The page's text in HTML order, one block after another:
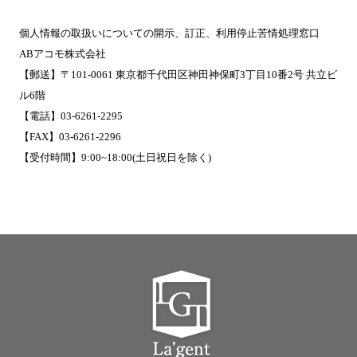
個人情報の取扱いについての開示、訂正、利用停止苦情処理窓口
ABアコモ株式会社
【郵送】〒101-0061 東京都千代田区神田神保町3丁目10番2号 共立ビ
ル6階
【電話】03-6261-2295
【FAX】03-6261-2296
【受付時間】9:00~18:00(土日祝日を除く)